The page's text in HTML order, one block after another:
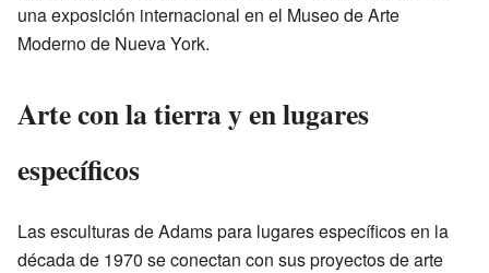
una exposición internacional en el Museo de Arte
Moderno de Nueva York.
Arte con la tierra y en lugares
específicos
Las esculturas de Adams para lugares específicos en la
década de 1970 se conectan con sus proyectos de arte